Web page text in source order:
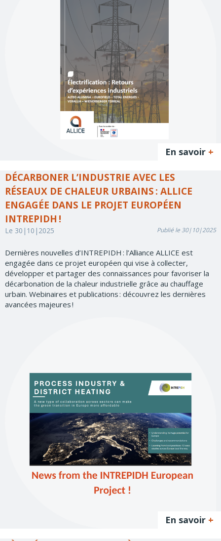
En savoir +
DÉCARBONER L’INDUSTRIE AVEC LES
RÉSEAUX DE CHALEUR URBAINS : ALLICE
ENGAGÉE DANS LE PROJET EUROPÉEN
INTREPIDH !
Le 30|10|2025 Publié le 30|10|2025
Dernières nouvelles d’INTREPIDH : l’Alliance ALLICE est
engagée dans ce projet européen qui vise à collecter,
développer et partager des connaissances pour favoriser la
décarbonation de la chaleur industrielle grâce au chauffage
urbain. Webinaires et publications : découvrez les dernières
avancées majeures !
En savoir +